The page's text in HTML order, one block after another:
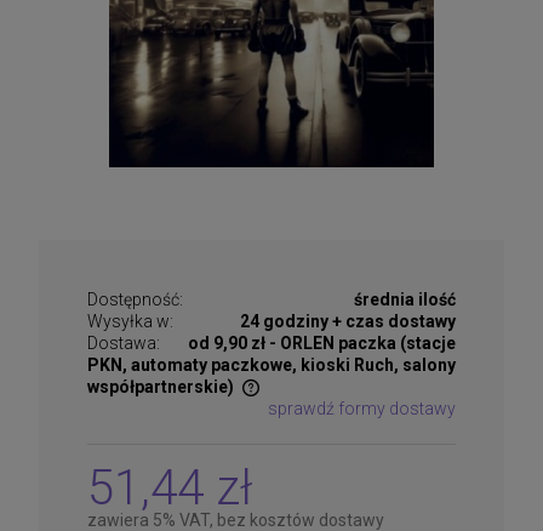
Dostępność:
średnia ilość
Wysyłka w:
24 godziny + czas dostawy
Dostawa:
od 9,90 zł - ORLEN paczka (stacje
PKN, automaty paczkowe, kioski Ruch, salony
współpartnerskie)
Cena nie zawiera ewentualnych kosztów płatności
sprawdź formy dostawy
51,44 zł
zawiera 5% VAT, bez kosztów dostawy